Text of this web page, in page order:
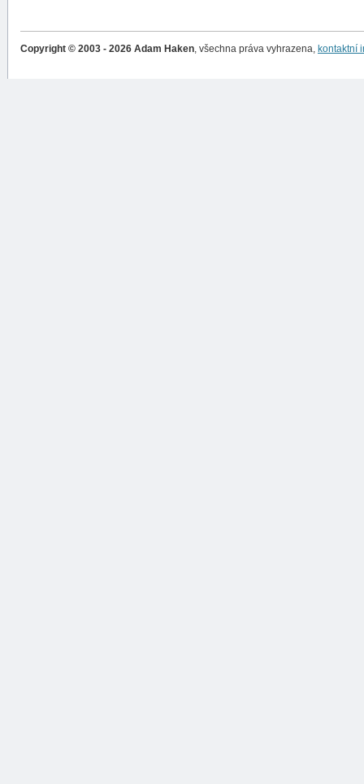
Copyright © 2003 - 2026 Adam Haken, všechna práva vyhrazena, kontaktní